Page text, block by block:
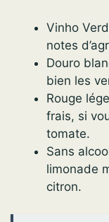
Vinho
notes
Douro
bien les
Rouge
frais, si
tomate.
Sans
limonade
citron.